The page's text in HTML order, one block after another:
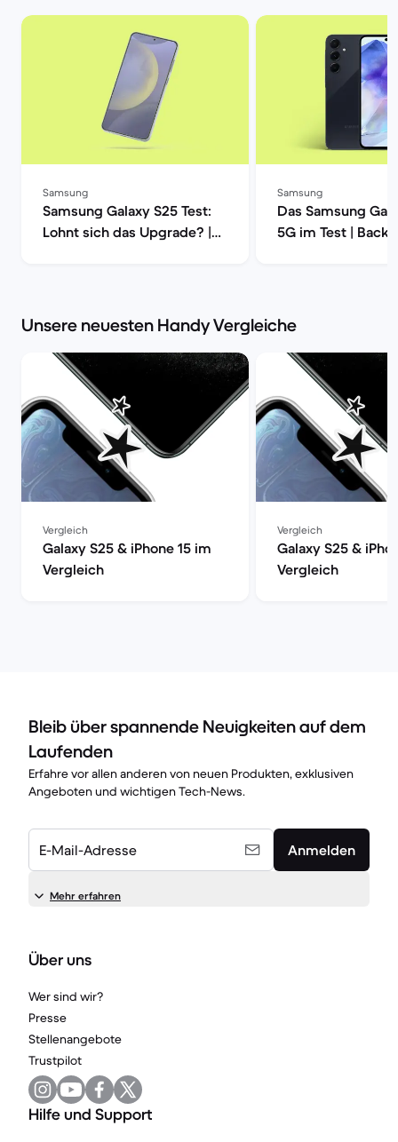
Samsung
Samsung Galaxy S25 Test:
Lohnt sich das Upgrade? |
Samsung
Das Samsung
5G im Test | Back
Unsere neuesten Handy Vergleiche
Vergleich
Galaxy S25 & iPhone 15 im
Vergleich
Vergleich
Galaxy S25 &
Vergleich
Bleib über spannende Neuigkeiten auf dem
Laufenden
Erfahre vor allen anderen von neuen Produkten, exklusiven
Angeboten und wichtigen Tech-News.
E-Mail-Adresse Anmelden
Mehr erfahren
Über uns
Wer sind wir?
Presse
Stellenangebote
Trustpilot
Hilfe und Support